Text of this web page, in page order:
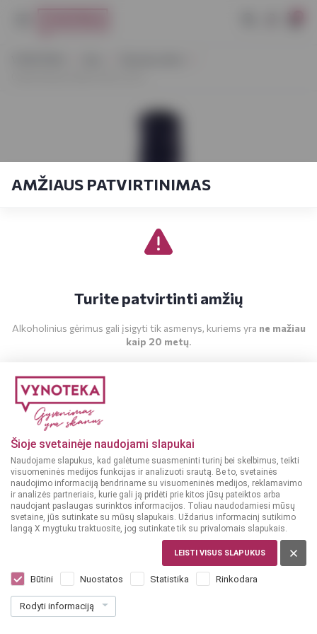
Šioje svetainėje naudojami slapukai
Naudojame slapukus, kad galėtume suasmeninti turinį bei skelbimus, teikti
visuomeninės medijos funkcijas ir analizuoti srautą. Be to, svetainės
naudojimo informaciją bendriname su visuomeninės medijos, reklamavimo
ir analizės partneriais, kurie gali ją pridėti prie kitos jūsų pateiktos arba
naudojant paslaugas surinktos informacijos. Toliau naudodamiesi mūsų
svetaine, jūs sutinkate su mūsų slapukais. Uždarius informacinį sutikimo
langą X mygtuku traktuosite, jog sutinkate tik su privalomais slapukais.
LEISTI VISUS SLAPUKUS
Būtini Nuostatos Statistika Rinkodara
Rodyti informaciją
AMŽIAUS PATVIRTINIMAS
Turite patvirtinti amžių
Alkoholinius gėrimus gali įsigyti tik asmenys, kuriems yra ne mažiau
kaip 20 metų.
Cidre Kerisac Demi-Sec 0,75 L
Dar nėra balsų, galite įvertinti
79